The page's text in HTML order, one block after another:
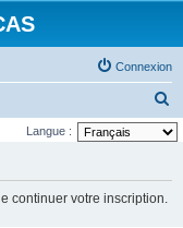
Connexion
e
Langue :
continuer votre inscription.